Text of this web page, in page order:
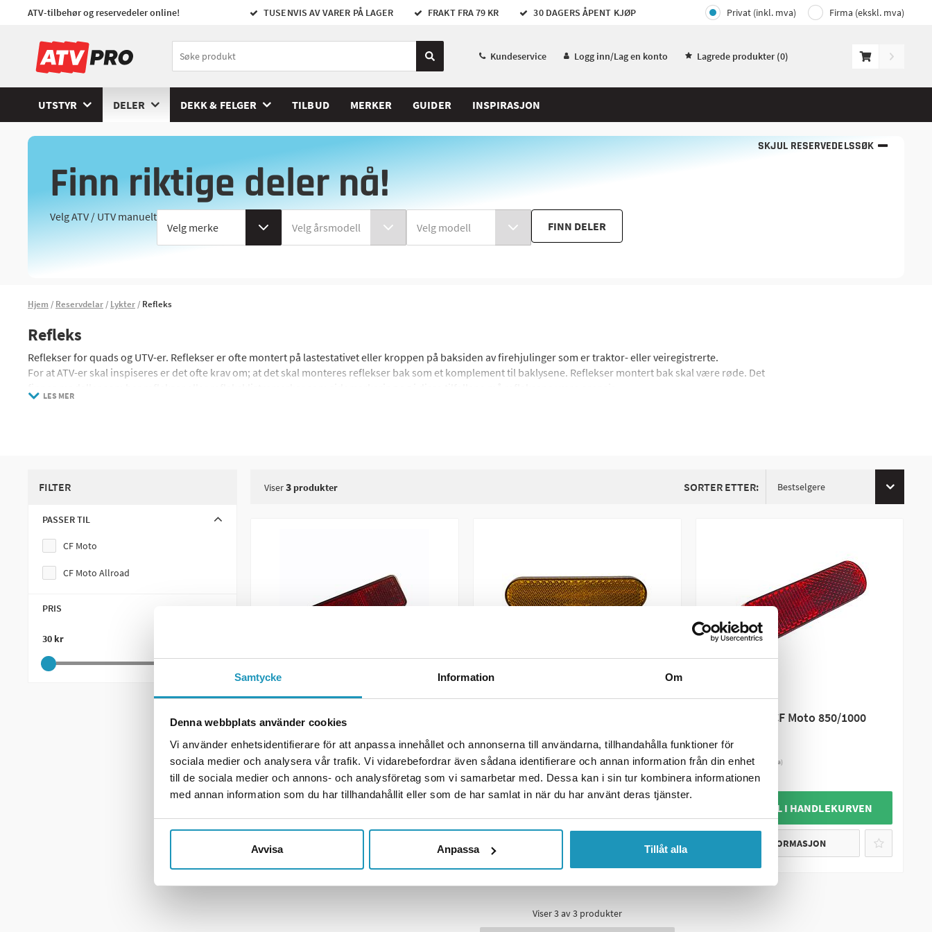
Samtycke Information Om
Denna webbplats använder cookies
Vi använder enhetsidentifierare för att anpassa innehållet och annonserna till användarna, tillhandahålla funktioner för
sociala medier och analysera vår trafik. Vi vidarebefordrar även sådana identifierare och annan information från din enhet
till de sociala medier och annons- och analysföretag som vi samarbetar med. Dessa kan i sin tur kombinera informationen
med annan information som du har tillhandahållit eller som de har samlat in när du har använt deras tjänster.
Avvisa Anpassa Tillåt alla
ATV-tilbehør og reservedeler online! TUSENVIS AV VARER PÅ LAGER FRAKT FRA 79 KR 30 DAGERS ÅPENT KJØP Privat (inkl. mva) Firma (ekskl. mva)
Kundeservice Logg inn/Lag en konto Lagrede produkter (0)
UTSTYR DELER DEKK & FELGER TILBUD MERKER GUIDER INSPIRASJON
SKJUL RESERVEDELSSØK
Finn riktige deler nå!
Velg ATV / UTV manuelt
FINN DELER
Hjem Reservdelar Lykter Refleks
Refleks
Reflekser for quads og UTV-er. Reflekser er ofte montert på lastestativet eller kroppen på baksiden av firehjulinger som er traktor- eller veiregistrerte.
For at ATV-er skal inspiseres er det ofte krav om; at det skal monteres reflekser bak som et komplement til baklysene. Reflekser montert bak skal være røde. Det
LES MER
FILTER
PASSER TIL
CF Moto
CF Moto Allroad
PRIS
30 kr
Viser3produkter SORTER ETTER: Bestselgere
CF MOTO
Refleks foran/bak CF Moto
30 kr (inkl. mva)
20 + PÅ LAGER
135 kr (inkl. mva)
2 PÅ LAGER
CF MOTO
Refleks Bak CF Moto 850/1000
90 kr (inkl. mva)
3 PÅ LAGER
+ LEGG TIL I HANDLEKURVEN
MER INFORMASJON
Viser3av3produkter